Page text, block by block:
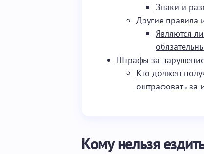
Знаки и
Другие правила
Являются
Штрафы за
Кто должен
оштрафовать за
Кому нельзя